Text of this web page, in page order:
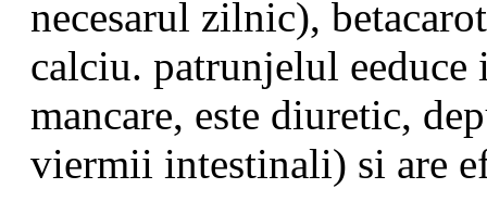
necesarul zilnic),
calciu. patrunjelul
mancare, este diuretic,
viermii intestinali) si are